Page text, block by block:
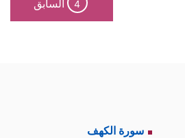
4 السابق
سورة الكهف